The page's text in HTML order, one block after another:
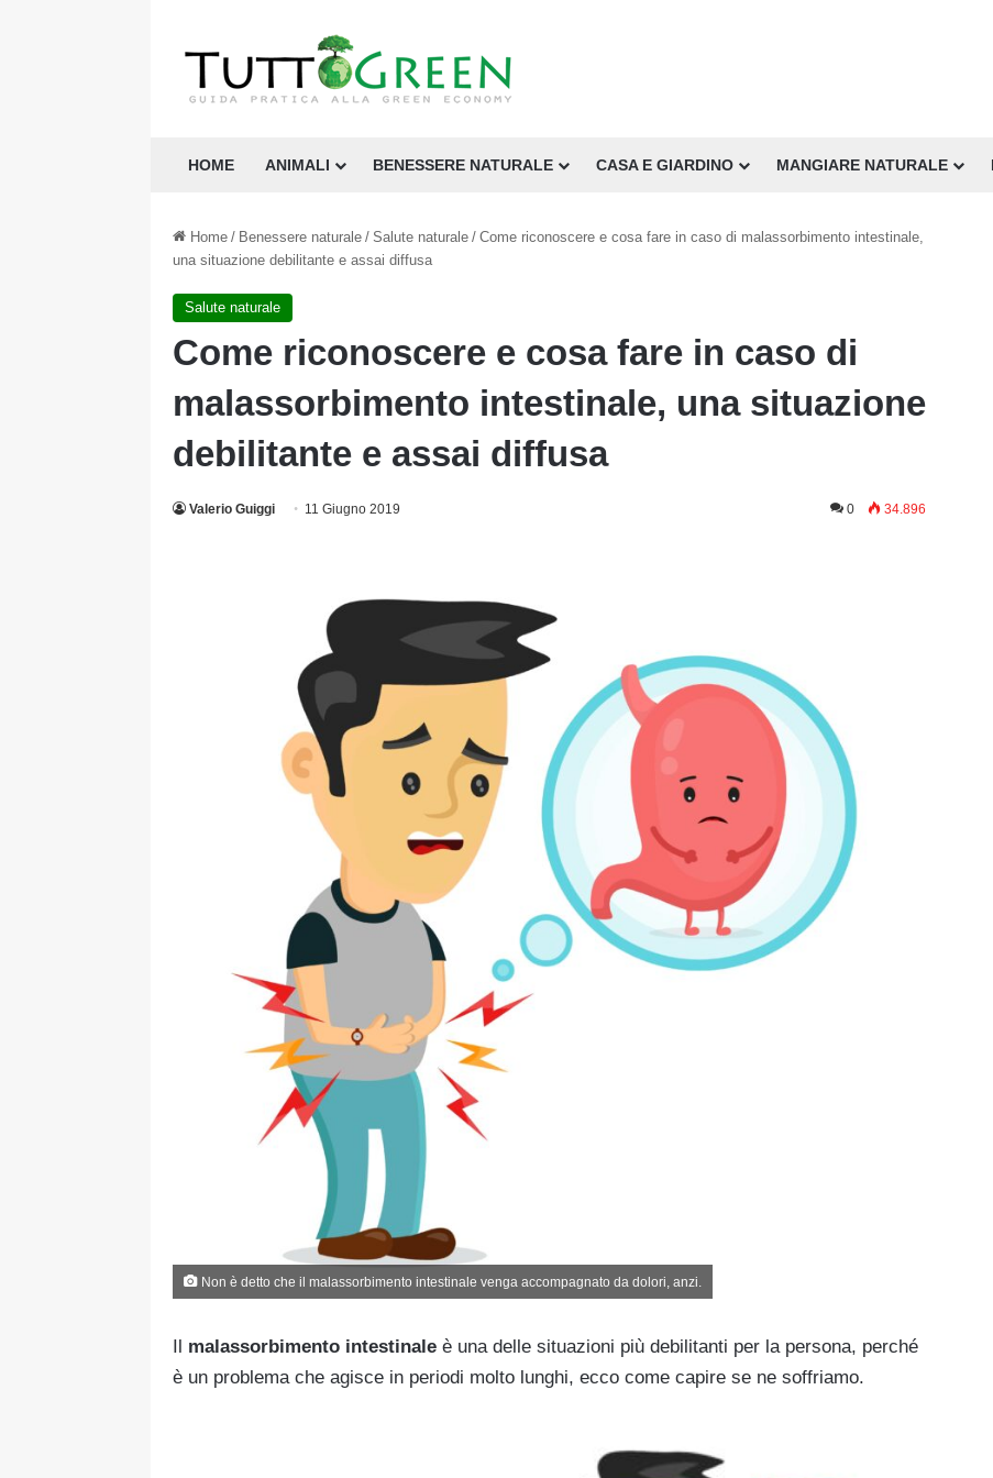
HOME ANIMALI BENESSERE NATURALE CASA E GIARDINO MANGIARE NATURALE
Home / Benessere naturale / Salute naturale / Come riconoscere e cosa fare in caso di malassorbimento intestinale,
una situazione debilitante e assai diffusa
Salute naturale
Come riconoscere e cosa fare in caso di
malassorbimento intestinale, una situazione
debilitante e assai diffusa
Valerio Guiggi 11 Giugno 2019 0 34.896
Non è detto che il malassorbimento intestinale venga accompagnato da dolori, anzi.
malassorbimento intestinale è una delle situazioni più debilitanti per la persona, perché
è un problema che agisce in periodi molto lunghi, ecco come capire se ne soffriamo.